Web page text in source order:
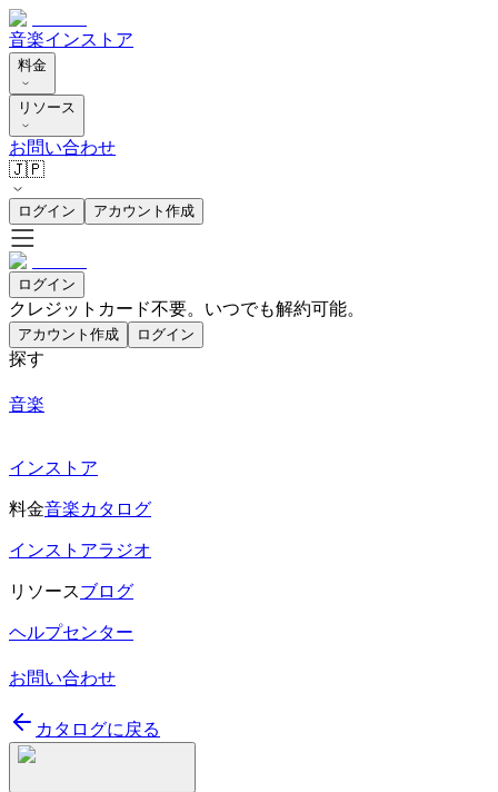
音楽インストア
料金
リソース
お問い合わせ
🇯🇵
ログイン アカウント作成
ログイン
クレジットカード不要。いつでも解約可能。
アカウント作成 ログイン
探す
音楽
インストア
料金音楽カタログ
インストアラジオ
リソースブログ
ヘルプセンター
お問い合わせ
カタログに戻る